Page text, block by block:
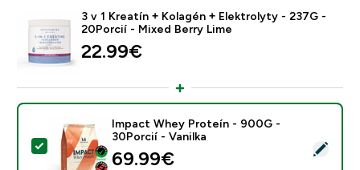
3 v 1 Kreatín + Kolagén + Elektrolyty - 237G -
20Porcií - Mixed Berry Lime
22.99€‎
Vybrať tento produkt - Impact Whey Proteín - 900G
Impact Whey Proteín - 900G -
30Porcií - Vanilka
69.99€‎